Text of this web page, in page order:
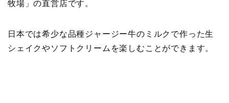
牧場」の直営店です。
日本では希少な品種ジャージー牛のミルクで作った生
シェイクやソフトクリームを楽しむことができます。